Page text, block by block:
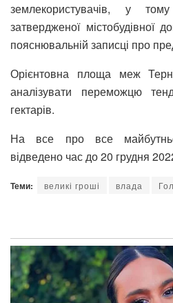
землекористувачів, у
затвердженої містобудівної
пояснювальній записці про
Орієнтовна площа меж
аналізувати переможцю
гектарів.
На все про все
відведено час до 20 грудня
Теми: великі гроші влада